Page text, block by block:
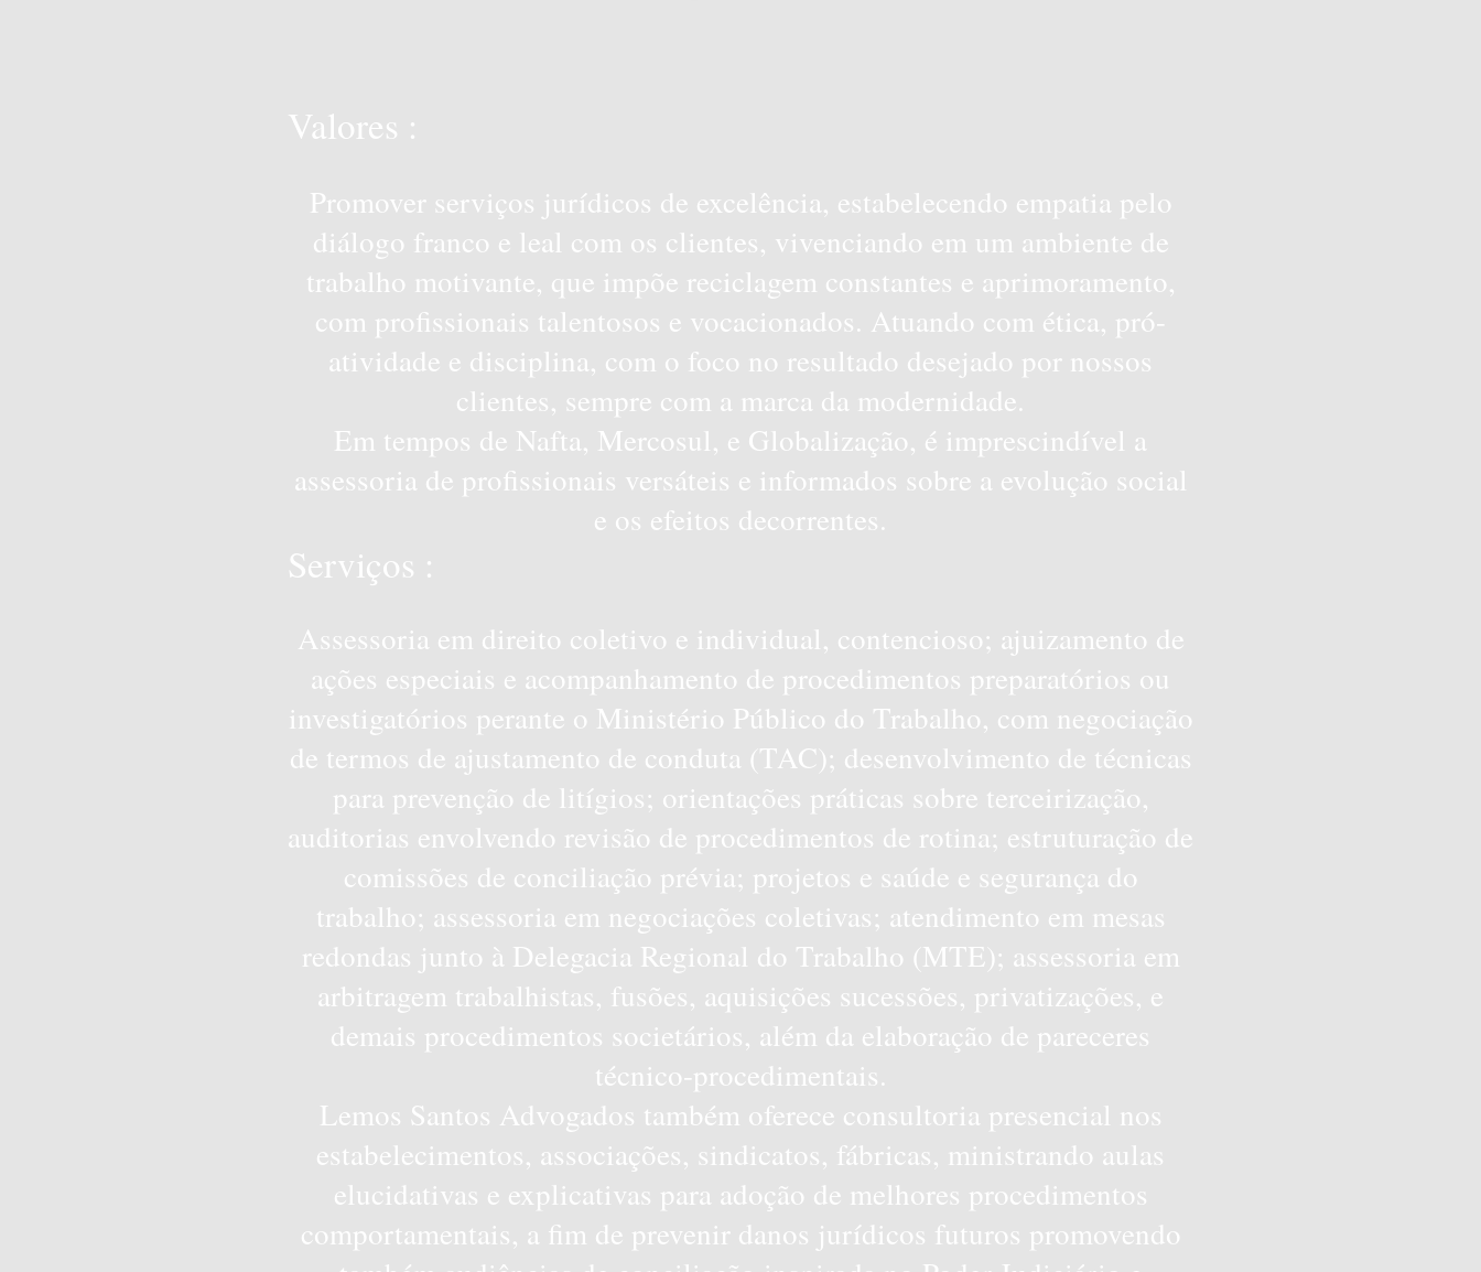
Valores :
Promover serviços jurídicos de excelência, estabelecendo empatia pelo
diálogo franco e leal com os clientes, vivenciando em um ambiente de
trabalho motivante, que impõe reciclagem constantes e aprimoramento,
com profissionais talentosos e vocacionados. Atuando com ética, pró-
atividade e disciplina, com o foco no resultado desejado por nossos
clientes, sempre com a marca da modernidade.
Em tempos de Nafta, Mercosul, e Globalização, é imprescindível a
assessoria de profissionais versáteis e informados sobre a evolução social
e os efeitos decorrentes.
Serviços :
Assessoria em direito coletivo e individual, contencioso; ajuizamento de
ações especiais e acompanhamento de procedimentos preparatórios ou
investigatórios perante o Ministério Público do Trabalho, com negociação
de termos de ajustamento de conduta (TAC); desenvolvimento de técnicas
para prevenção de litígios; orientações práticas sobre terceirização,
auditorias envolvendo revisão de procedimentos de rotina; estruturação de
comissões de conciliação prévia; projetos e saúde e segurança do
trabalho; assessoria em negociações coletivas; atendimento em mesas
redondas junto à Delegacia Regional do Trabalho (MTE); assessoria em
arbitragem trabalhistas, fusões, aquisições sucessões, privatizações, e
demais procedimentos societários, além da elaboração de pareceres
técnico-procedimentais.
Lemos Santos Advogados também oferece consultoria presencial nos
estabelecimentos, associações, sindicatos, fábricas, ministrando aulas
elucidativas e explicativas para adoção de melhores procedimentos
comportamentais, a fim de prevenir danos jurídicos futuros promovendo